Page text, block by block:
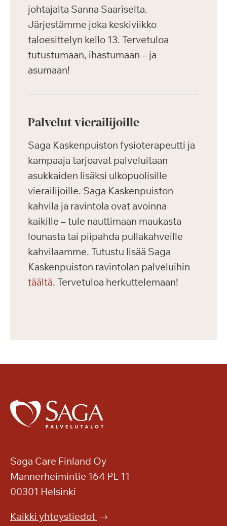
johtajalta Sanna Saariselta.
Järjestämme joka keskiviikko
taloesittelyn kello 13. Tervetuloa
tutustumaan, ihastumaan – ja
asumaan!
Palvelut vierailijoille
Saga Kaskenpuiston fysioterapeutti ja
kampaaja tarjoavat palveluitaan
asukkaiden lisäksi ulkopuolisille
vierailijoille. Saga Kaskenpuiston
kahvila ja ravintola ovat avoinna
kaikille – tule nauttimaan maukasta
lounasta tai piipahda pullakahveille
kahvilaamme. Tutustu lisää Saga
Kaskenpuiston ravintolan palveluihin
täältä. Tervetuloa herkuttelemaan!
Saga Care Finland Oy
Mannerheimintie 164 PL 11
00301 Helsinki
Kaikki yhteystiedot